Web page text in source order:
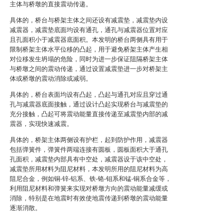
主体与桥墩的直接震动传递。
具体的，桥台与桥架主体之间还设有减震垫，减震垫内设
减震器，减震垫底面均设有通孔，通孔与减震器位置对应
且孔面积小于减震器底面积。本发明的桥台两侧具有用于
限制桥架主体水平位移的凸起，用于避免桥架主体产生相
对位移发生坍塌的危险，同时为进一步保证阻隔桥架主体
与桥墩之间的震动传递，通过设置减震垫进一步对桥架主
体或桥墩的震动消除或减弱。
具体的，桥台表面均设有凸起，凸起与通孔对应且穿过通
孔与减震器底面接触，通过设计凸起实现桥台与减震垫的
充分接触，凸起可将震动能量直接传递至减震垫内部的减
震器，实现快速减震。
具体的，桥架主体两侧设有护栏，起到防护作用，减震器
包括弹簧件，弹簧件两端连接有圆板，圆板面积大于通孔
孔面积，减震垫内部具有中空处，减震器设于该中空处，
减震垫所用材料为阻尼材料，本发明所用的阻尼材料为高
阻尼合金，例如铜-锌-铝系、铁-铬-钼系和锰-铜系合金等，
利用阻尼材料和弹簧来实现对桥墩方向的震动能量减缓或
消除，特别是在地震时有效使地震传递到桥墩的震动能量
逐渐消散。